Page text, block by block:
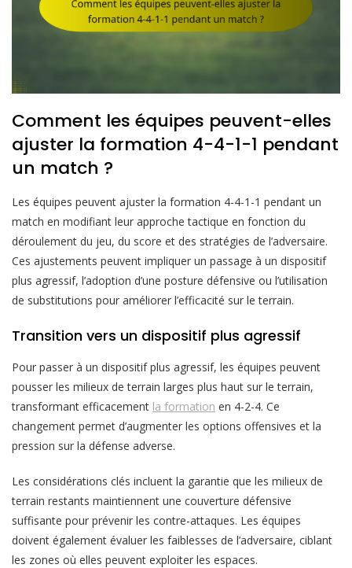
Comment les équipes peuvent-elles
ajuster la formation 4-4-1-1 pendant
un match ?
Les équipes peuvent ajuster la formation 4-4-1-1 pendant un
match en modifiant leur approche tactique en fonction du
déroulement du jeu, du score et des stratégies de l’adversaire.
Ces ajustements peuvent impliquer un passage à un dispositif
plus agressif, l’adoption d’une posture défensive ou l’utilisation
de substitutions pour améliorer l’efficacité sur le terrain.
Transition vers un dispositif plus agressif
Pour passer à un dispositif plus agressif, les équipes peuvent
pousser les milieux de terrain larges plus haut sur le terrain,
transformant efficacement la formation en 4-2-4. Ce
changement permet d’augmenter les options offensives et la
pression sur la défense adverse.
Les considérations clés incluent la garantie que les milieux de
terrain restants maintiennent une couverture défensive
suffisante pour prévenir les contre-attaques. Les équipes
doivent également évaluer les faiblesses de l’adversaire, ciblant
les zones où elles peuvent exploiter les espaces.